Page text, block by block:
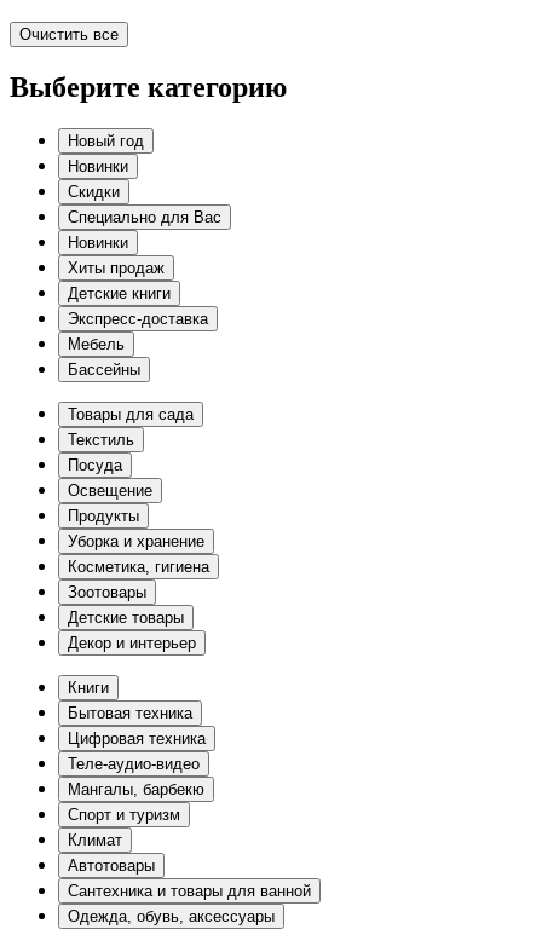
Очистить все
Выберите категорию
Новый год
Новинки
Скидки
Специально для Вас
Новинки
Хиты продаж
Детские книги
Экспресс-доставка
Мебель
Бассейны
Товары для сада
Текстиль
Посуда
Освещение
Продукты
Уборка и хранение
Косметика, гигиена
Зоотовары
Детские товары
Декор и интерьер
Книги
Бытовая техника
Цифровая техника
Теле-аудио-видео
Мангалы, барбекю
Спорт и туризм
Климат
Автотовары
Сантехника и товары для ванной
Одежда, обувь, аксессуары